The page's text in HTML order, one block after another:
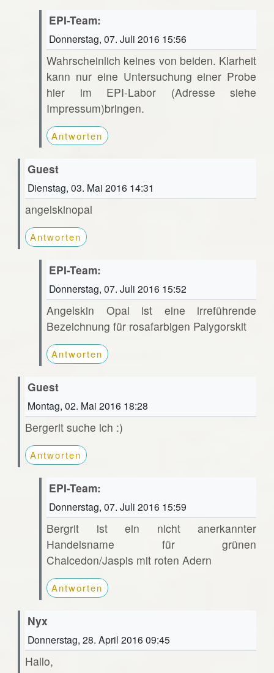
EPI-Team:
Donnerstag, 07. Juli 2016 15:56
Wahrscheinlich keines von beiden. Klarheit
kann nur eine Untersuchung einer Probe
hier im EPI-Labor (Adresse siehe
Impressum)bringen.
Antworten
Guest
Dienstag, 03. Mai 2016 14:31
angelskinopal
Antworten
EPI-Team:
Donnerstag, 07. Juli 2016 15:52
Angelskin Opal ist eine irreführende
Bezeichnung für rosafarbigen Palygorskit
Antworten
Guest
Montag, 02. Mai 2016 18:28
Bergerit suche ich :)
Antworten
EPI-Team:
Donnerstag, 07. Juli 2016 15:59
Bergrit ist ein nicht anerkannter
Handelsname für grünen
Chalcedon/Jaspis mit roten Adern
Antworten
Nyx
Donnerstag, 28. April 2016 09:45
Hallo,